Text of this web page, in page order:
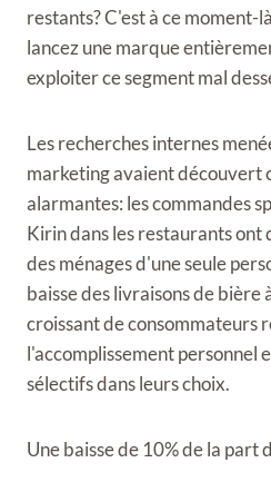
restants? C'est à ce moment-
lancez une marque
exploiter ce segment mal
Les recherches internes
marketing avaient découvert
alarmantes: les commandes
Kirin dans les restaurants ont
des ménages d'une seule
baisse des livraisons de bière
croissant de consommateurs
l'accomplissement personnel
sélectifs dans leurs choix.
Une baisse de 10% de la part